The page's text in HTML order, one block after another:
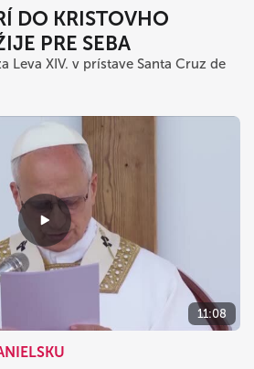
DO KRISTOVHO
PRE SEBA
Leva XIV. v prístave Santa Cruz de
11:08